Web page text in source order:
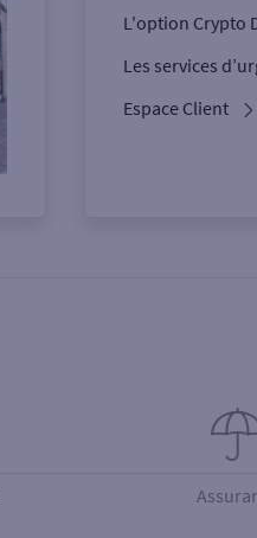
L'option Crypto
Les services
Espace Client